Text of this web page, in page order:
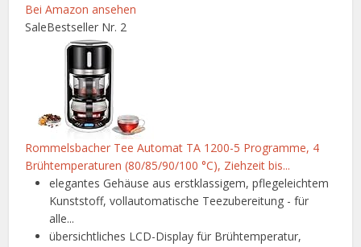
Bei Amazon ansehen
SaleBestseller Nr. 2
Rommelsbacher Tee Automat TA 1200-5 Programme, 4
Brühtemperaturen (80/85/90/100 °C), Ziehzeit bis...
elegantes Gehäuse aus erstklassigem, pflegeleichtem
Kunststoff, vollautomatische Teezubereitung - für
alle...
übersichtliches LCD-Display für Brühtemperatur,